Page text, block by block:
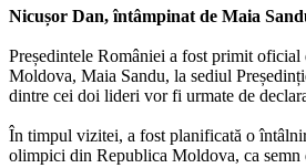
Nicușor Dan, întâmpinat de Maia
Președintele României a fost primit
Moldova, Maia Sandu, la sediul
dintre cei doi lideri vor fi urmate de
În timpul vizitei, a fost planificată o
olimpici din Republica Moldova, ca semn